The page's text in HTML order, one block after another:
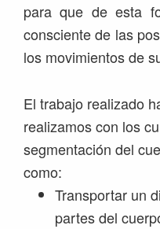
para que de esta
consciente de las
los movimientos de
El trabajo realizado
realizamos con los
segmentación del
como:
Transportar un
partes del